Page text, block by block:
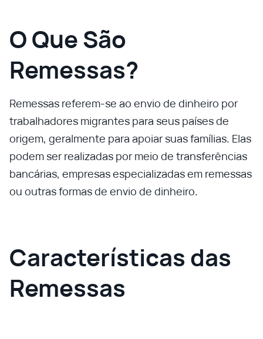
O Que São
Remessas?
Remessas referem-se ao envio de dinheiro por
trabalhadores migrantes para seus países de
origem, geralmente para apoiar suas famílias. Elas
podem ser realizadas por meio de transferências
bancárias, empresas especializadas em remessas
ou outras formas de envio de dinheiro.
Características das
Remessas